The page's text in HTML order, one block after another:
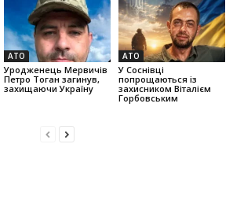
АТО
Уродженець Мервичів
Петро Тоган загинув,
захищаючи Україну
АТО
У Соснівці
попрощаються із
захисником Віталієм
Горбовським